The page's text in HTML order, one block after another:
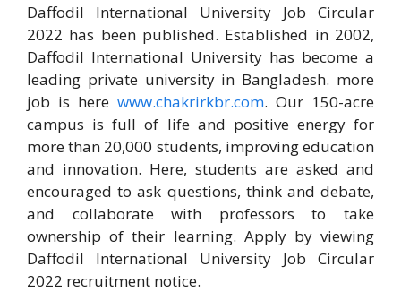
Daffodil International University Job Circular
2022 has been published. Established in 2002,
Daffodil International University has become a
leading private university in Bangladesh. more
job is here www.chakrirkbr.com. Our 150-acre
campus is full of life and positive energy for
more than 20,000 students, improving education
and innovation. Here, students are asked and
encouraged to ask questions, think and debate,
and collaborate with professors to take
ownership of their learning. Apply by viewing
Daffodil International University Job Circular
2022 recruitment notice.